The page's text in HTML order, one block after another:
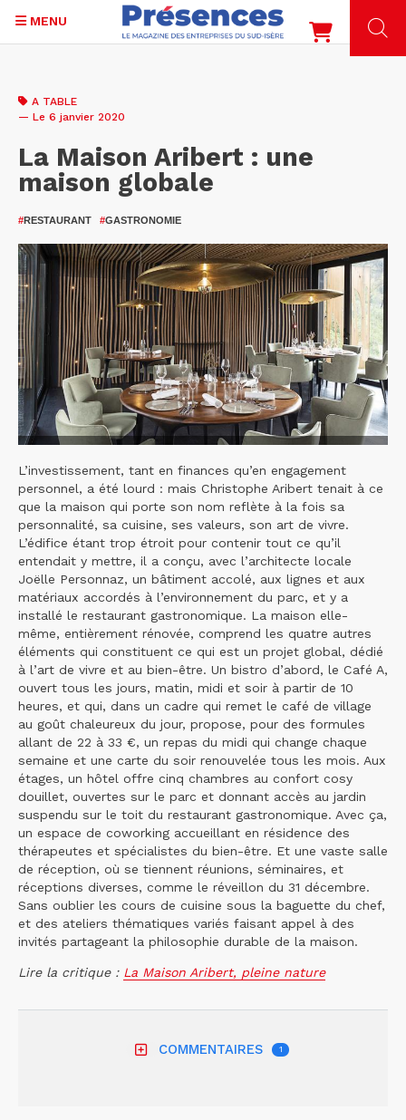
contenu
MENU
A TABLE
— Le 6 janvier 2020
La Maison Aribert : une
maison globale
#RESTAURANT #GASTRONOMIE
L’investissement, tant en finances qu’en engagement
personnel, a été lourd : mais Christophe Aribert tenait à ce
que la maison qui porte son nom reflète à la fois sa
personnalité, sa cuisine, ses valeurs, son art de vivre.
L’édifice étant trop étroit pour contenir tout ce qu’il
entendait y mettre, il a conçu, avec l’architecte locale
Joëlle Personnaz, un bâtiment accolé, aux lignes et aux
matériaux accordés à l’environnement du parc, et y a
installé le restaurant gastronomique. La maison elle-
même, entièrement rénovée, comprend les quatre autres
éléments qui constituent ce qui est un projet global, dédié
à l’art de vivre et au bien-être. Un bistro d’abord, le Café A,
ouvert tous les jours, matin, midi et soir à partir de 10
heures, et qui, dans un cadre qui remet le café de village
au goût chaleureux du jour, propose, pour des formules
allant de 22 à 33 €, un repas du midi qui change chaque
semaine et une carte du soir renouvelée tous les mois. Aux
étages, un hôtel offre cinq chambres au confort cosy
douillet, ouvertes sur le parc et donnant accès au jardin
suspendu sur le toit du restaurant gastronomique. Avec ça,
un espace de coworking accueillant en résidence des
thérapeutes et spécialistes du bien-être. Et une vaste salle
de réception, où se tiennent réunions, séminaires, et
réceptions diverses, comme le réveillon du 31 décembre.
Sans oublier les cours de cuisine sous la baguette du chef,
et des ateliers thématiques variés faisant appel à des
invités partageant la philosophie durable de la maison.
Lire la critique : La Maison Aribert, pleine nature
COMMENTAIRES 1